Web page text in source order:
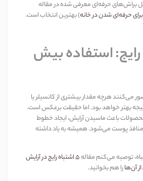
براش‌های حرفه‌ای معرفی شده در مقاله
برای حرفه‌ای شدن در خانه)بهترین انتخاب است.
استفاده بیش
می‌کنند هرچه مقدار بیشتری از کانسیلر یا
بهتر خواهد بود. اما حقیقت برعکس است.
باعث ماسیدن آرایش، ایجاد خطوط
پوست می‌شود. همیشه به یاد داشته
توصیه می‌کنم مقاله۵اشتباه رایج در آرایش
آن‌هارا هم بخوانید.